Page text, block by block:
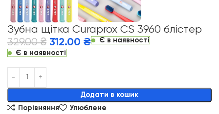
Зубна щітка Curaprox CS 3960 блістер
329.00₴ 312.00 ₴
Є в наявності
Є в наявності
Додати в кошик
Alternative:
Порівняння
Улюблене